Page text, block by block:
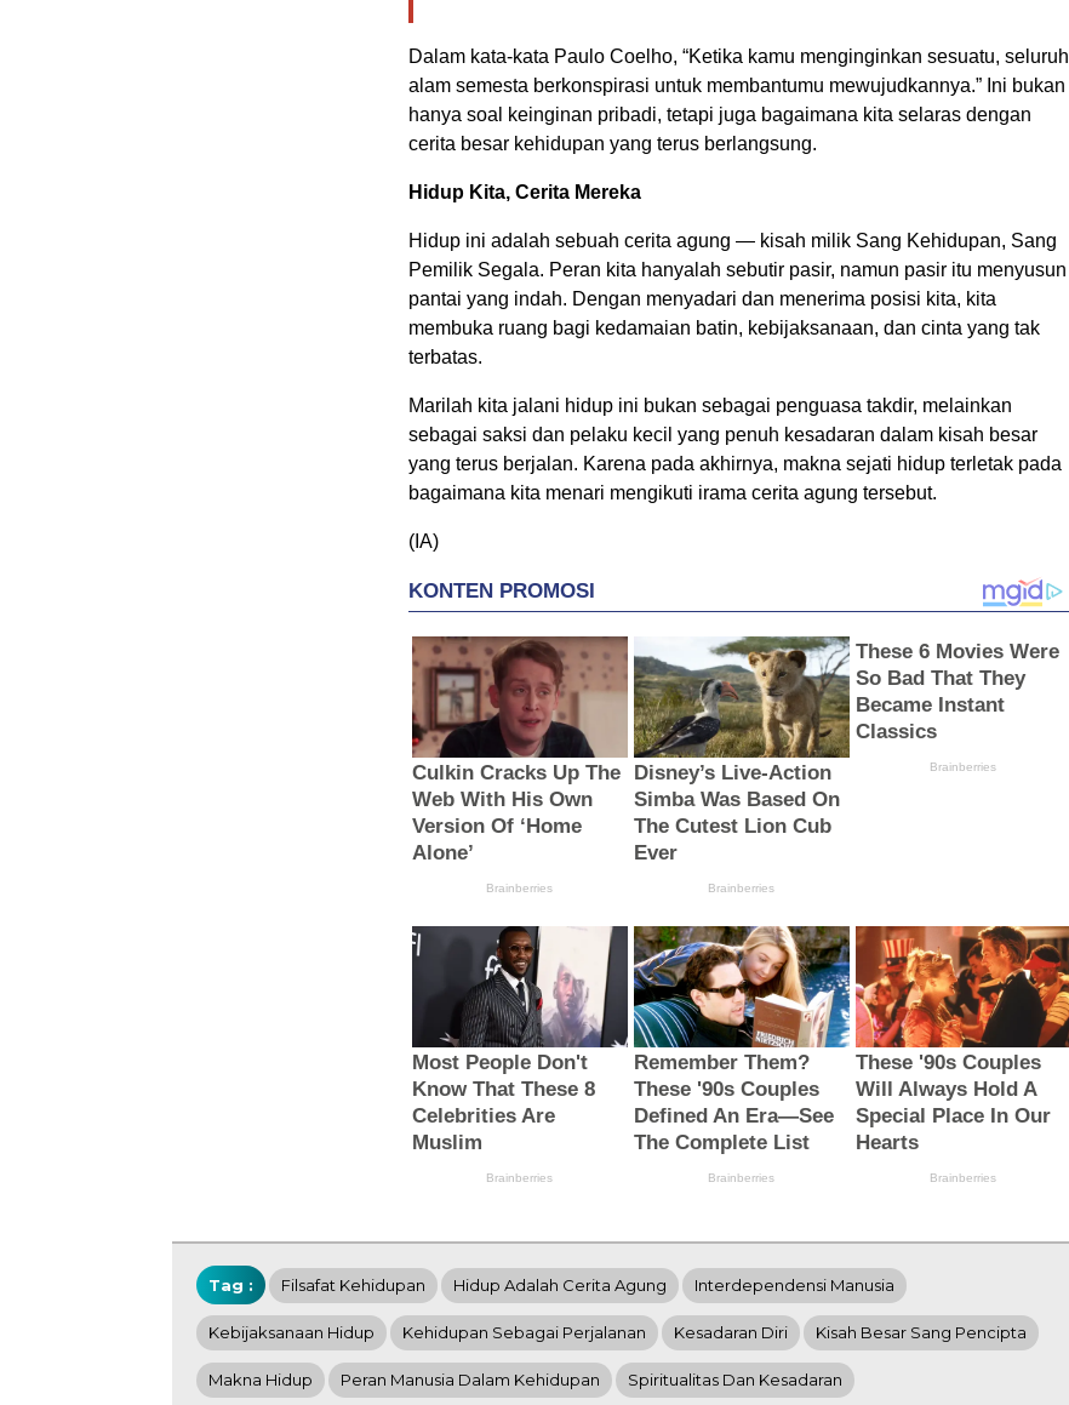
Dalam kata-kata Paulo Coelho, “Ketika kamu menginginkan sesuatu, seluruh
alam semesta berkonspirasi untuk membantumu mewujudkannya.” Ini bukan
hanya soal keinginan pribadi, tetapi juga bagaimana kita selaras dengan
cerita besar kehidupan yang terus berlangsung.
Hidup Kita, Cerita Mereka
Hidup ini adalah sebuah cerita agung — kisah milik Sang Kehidupan, Sang
Pemilik Segala. Peran kita hanyalah sebutir pasir, namun pasir itu menyusun
pantai yang indah. Dengan menyadari dan menerima posisi kita, kita
membuka ruang bagi kedamaian batin, kebijaksanaan, dan cinta yang tak
terbatas.
Marilah kita jalani hidup ini bukan sebagai penguasa takdir, melainkan
sebagai saksi dan pelaku kecil yang penuh kesadaran dalam kisah besar
yang terus berjalan. Karena pada akhirnya, makna sejati hidup terletak pada
bagaimana kita menari mengikuti irama cerita agung tersebut.
(IA)
Tag : Filsafat Kehidupan Hidup Adalah Cerita Agung Interdependensi Manusia
Kebijaksanaan Hidup Kehidupan Sebagai Perjalanan Kesadaran Diri Kisah Besar Sang Pencipta
Makna Hidup Peran Manusia Dalam Kehidupan Spiritualitas Dan Kesadaran